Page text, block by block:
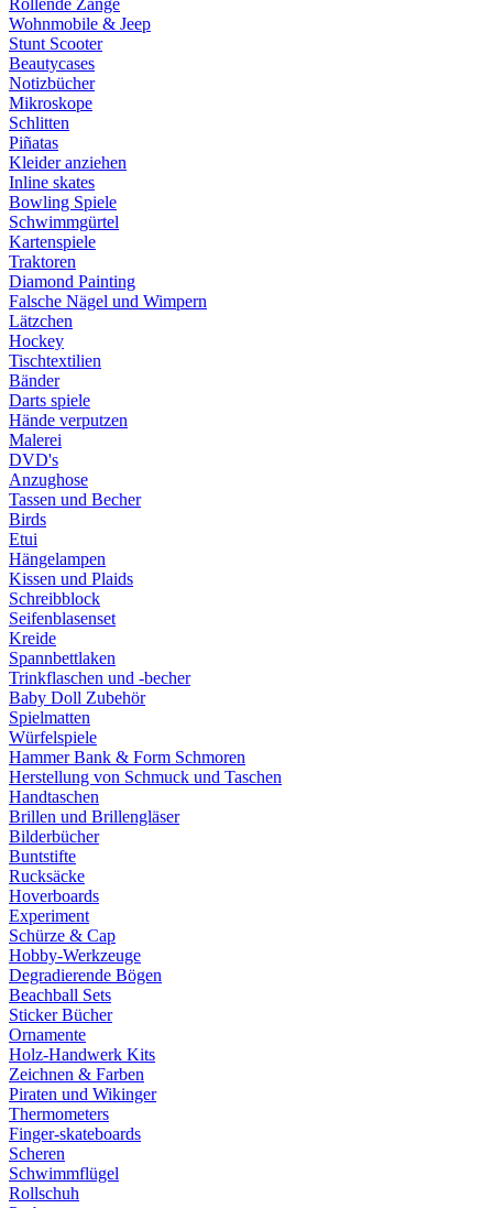
Rollende Zange
Wohnmobile & Jeep
Stunt Scooter
Beautycases
Notizbücher
Mikroskope
Schlitten
Piñatas
Kleider anziehen
Inline skates
Bowling Spiele
Schwimmgürtel
Kartenspiele
Traktoren
Diamond Painting
Falsche Nägel und Wimpern
Lätzchen
Hockey
Tischtextilien
Bänder
Darts spiele
Hände verputzen
Malerei
DVD's
Anzughose
Tassen und Becher
Birds
Etui
Hängelampen
Kissen und Plaids
Schreibblock
Seifenblasenset
Kreide
Spannbettlaken
Trinkflaschen und -becher
Baby Doll Zubehör
Spielmatten
Würfelspiele
Hammer Bank & Form Schmoren
Herstellung von Schmuck und Taschen
Handtaschen
Brillen und Brillengläser
Bilderbücher
Buntstifte
Rucksäcke
Hoverboards
Experiment
Schürze & Cap
Hobby-Werkzeuge
Degradierende Bögen
Beachball Sets
Sticker Bücher
Ornamente
Holz-Handwerk Kits
Zeichnen & Farben
Piraten und Wikinger
Thermometers
Finger-skateboards
Scheren
Schwimmflügel
Rollschuh